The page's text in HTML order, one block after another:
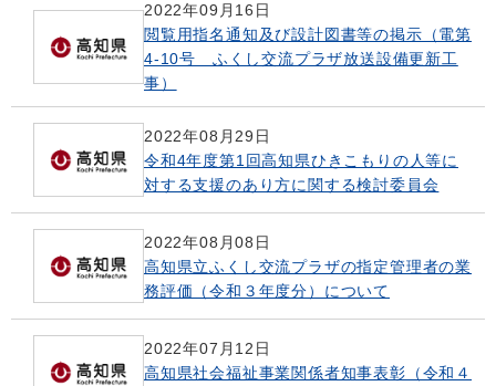
2022年09月16日
閲覧用指名通知及び設計図書等の掲示（電第
4-10号 ふくし交流プラザ放送設備更新工
事）
2022年08月29日
令和4年度第1回高知県ひきこもりの人等に
対する支援のあり方に関する検討委員会
2022年08月08日
高知県立ふくし交流プラザの指定管理者の業
務評価（令和３年度分）について
2022年07月12日
高知県社会福祉事業関係者知事表彰（令和４